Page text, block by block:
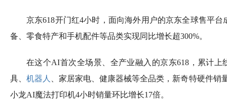
京东618开门红4小时，面向海外用户的京东全球售平
备、零食特产和手机配件等品类实现同比增长超300%。
在这个AI首次全场景、全产业融入的京东618，累计上
具、机器人
、家居家电、健康器械等全品类，新奇特硬件
小龙AI魔法打印机4小时销量环比增长17倍。